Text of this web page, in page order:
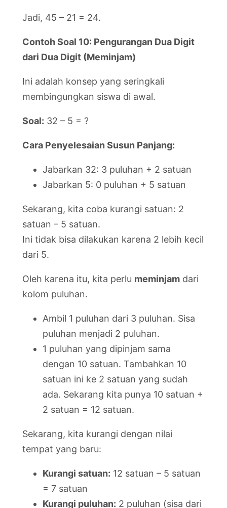
Jadi, 45 – 21 = 24.
Contoh Soal 10: Pengurangan Dua Digit
dari Dua Digit (Meminjam)
Ini adalah konsep yang seringkali
membingungkan siswa di awal.
Soal: 32 – 5 = ?
Cara Penyelesaian Susun Panjang:
Jabarkan 32: 3 puluhan + 2 satuan
Jabarkan 5: 0 puluhan + 5 satuan
Sekarang, kita coba kurangi satuan: 2
satuan – 5 satuan.
Ini tidak bisa dilakukan karena 2 lebih kecil
dari 5.
Oleh karena itu, kita perlu meminjam dari
kolom puluhan.
Ambil 1 puluhan dari 3 puluhan. Sisa
puluhan menjadi 2 puluhan.
1 puluhan yang dipinjam sama
dengan 10 satuan. Tambahkan 10
satuan ini ke 2 satuan yang sudah
ada. Sekarang kita punya 10 satuan +
2 satuan = 12 satuan.
Sekarang, kita kurangi dengan nilai
tempat yang baru:
Kurangi satuan: 12 satuan – 5 satuan
= 7 satuan
Kurangi puluhan: 2 puluhan (sisa dari